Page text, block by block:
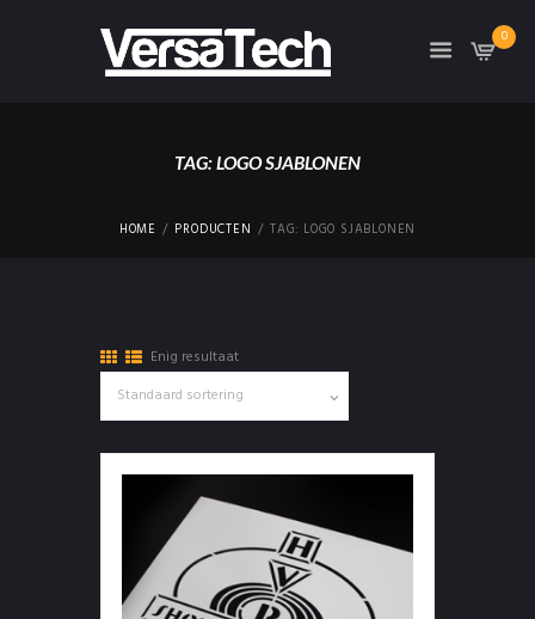
0
TAG: LOGO SJABLONEN
HOME PRODUCTEN TAG: LOGO SJABLONEN
Enig resultaat